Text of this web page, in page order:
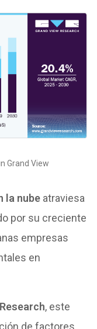
Grand View
la nube atraviesa
por su creciente
empresas
en
, este